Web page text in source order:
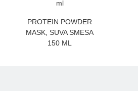
PROTEIN POWDER
MASK, SUVA SMESA
150 ML